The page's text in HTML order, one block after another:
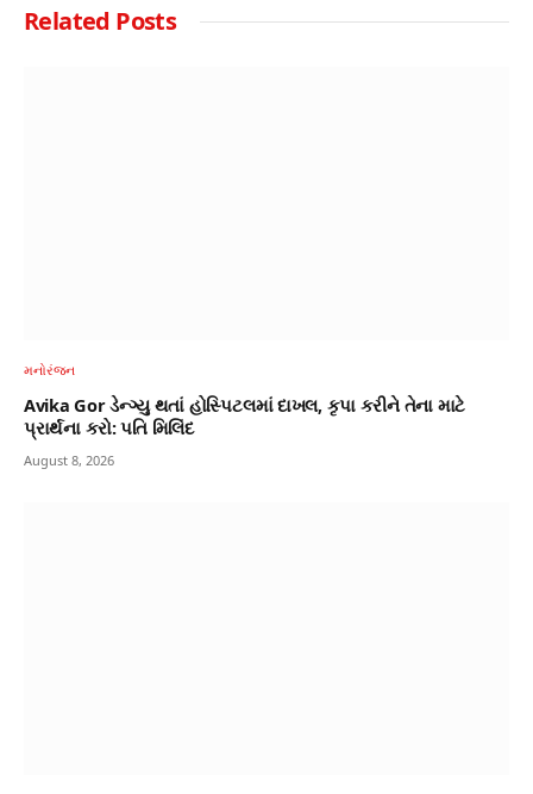
Related Posts
મનોરંજન
Avika Gor ડેન્ગ્યુ થતાં હોસ્પિટલમાં દાખલ, કૃપા કરીને તેના માટે
પ્રાર્થના કરો: પતિ મિલિંદ
August 8, 2026